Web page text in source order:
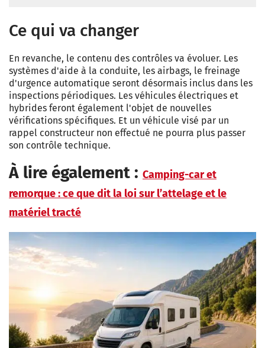
Ce qui va changer
En revanche, le contenu des contrôles va évoluer. Les
systèmes d'aide à la conduite, les airbags, le freinage
d'urgence automatique seront désormais inclus dans les
inspections périodiques. Les véhicules électriques et
hybrides feront également l'objet de nouvelles
vérifications spécifiques. Et un véhicule visé par un
rappel constructeur non effectué ne pourra plus passer
son contrôle technique.
À lire également : Camping-car et
remorque : ce que dit la loi sur l’attelage et le
matériel tracté